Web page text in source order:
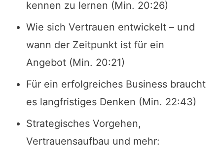
kennen zu lernen (Min. 20:26)
Wie sich Vertrauen entwickelt – und
wann der Zeitpunkt ist für ein
Angebot (Min. 20:21)
Für ein erfolgreiches Business braucht
es langfristiges Denken (Min. 22:43)
Strategisches Vorgehen,
Vertrauensaufbau und mehr: